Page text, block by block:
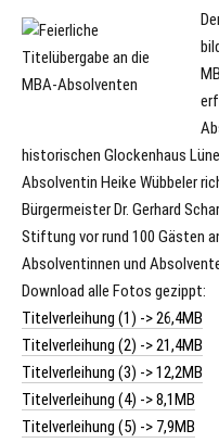
historischen Glockenhaus
Absolventin Heike Wübbeler
Bürgermeister Dr. Gerhard
Stiftung vor rund 100 Gästen
Absolventinnen und
Download alle Fotos gezippt:
Titelverleihung (1) -> 26,4MB
Titelverleihung (2) -> 21,4MB
Titelverleihung (3) -> 12,2MB
Titelverleihung (4) -> 8,1MB
Titelverleihung (5) -> 7,9MB